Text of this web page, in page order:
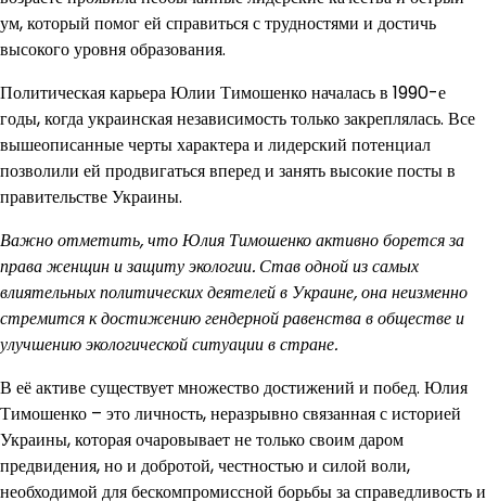
ум, который помог ей справиться с трудностями и достичь
высокого уровня образования.
Политическая карьера Юлии Тимошенко началась в 1990-е
годы, когда украинская независимость только закреплялась. Все
вышеописанные черты характера и лидерский потенциал
позволили ей продвигаться вперед и занять высокие посты в
правительстве Украины.
Важно отметить, что Юлия Тимошенко активно борется за
права женщин и защиту экологии. Став одной из самых
влиятельных политических деятелей в Украине, она неизменно
стремится к достижению гендерной равенства в обществе и
улучшению экологической ситуации в стране.
В её активе существует множество достижений и побед. Юлия
Тимошенко – это личность, неразрывно связанная с историей
Украины, которая очаровывает не только своим даром
предвидения, но и добротой, честностью и силой воли,
необходимой для бескомпромиссной борьбы за справедливость и